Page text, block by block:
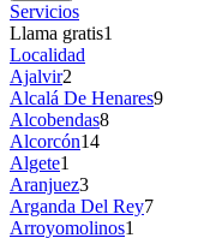
Servicios
Llama gratis1
Localidad
Ajalvir2
Alcalá De Henares9
Alcobendas8
Alcorcón14
Algete1
Aranjuez3
Arganda Del Rey7
Arroyomolinos1